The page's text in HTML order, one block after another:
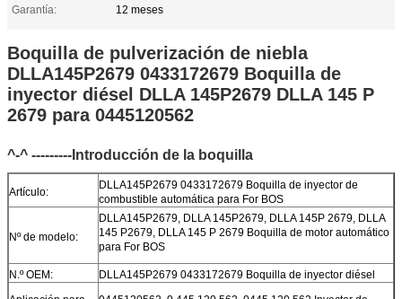
Garantía:
12 meses
Boquilla de pulverización de niebla
DLLA145P2679 0433172679 Boquilla de
inyector diésel DLLA 145P2679 DLLA 145 P
2679 para 0445120562
^-^ ---------Introducción de la boquilla
Artículo:
DLLA145P2679 0433172679 Boquilla de inyector de
combustible automática para For BOS
Nº de modelo:
DLLA145P2679, DLLA 145P2679, DLLA 145P 2679, DLLA
145 P2679, DLLA 145 P 2679 Boquilla de motor automático
para For BOS
N.º OEM:
DLLA145P2679 0433172679 Boquilla de inyector diésel